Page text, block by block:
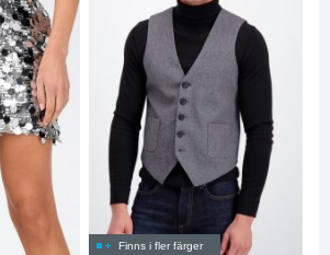
Finns i fler färger